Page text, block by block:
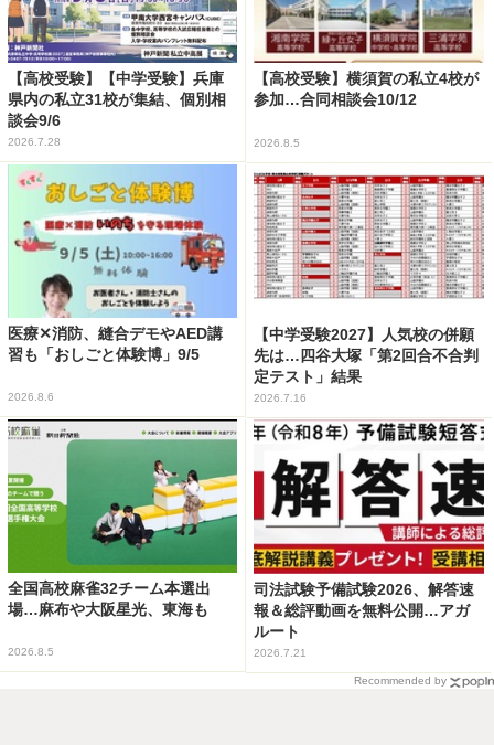
【高校受験】【中学受験】兵庫
県内の私立31校が集結、個別相
談会9/6
2026.7.28
【高校受験】横須賀の私立4校が
参加…合同相談会10/12
2026.8.5
医療✕消防、縫合デモやAED講
習も「おしごと体験博」9/5
2026.8.6
【中学受験2027】人気校の併願
先は…四谷大塚「第2回合不合判
定テスト」結果
2026.7.16
全国高校麻雀32チーム本選出
場…麻布や大阪星光、東海も
2026.8.5
司法試験予備試験2026、解答速
報＆総評動画を無料公開…アガ
ルート
2026.7.21
Recommended by